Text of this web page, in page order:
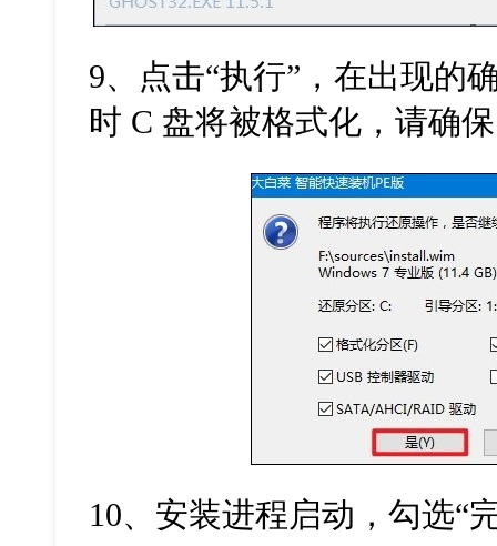
9、点击“执行”，在出现的
时 C 盘将被格式化，请确
10、安装进程启动，勾选“